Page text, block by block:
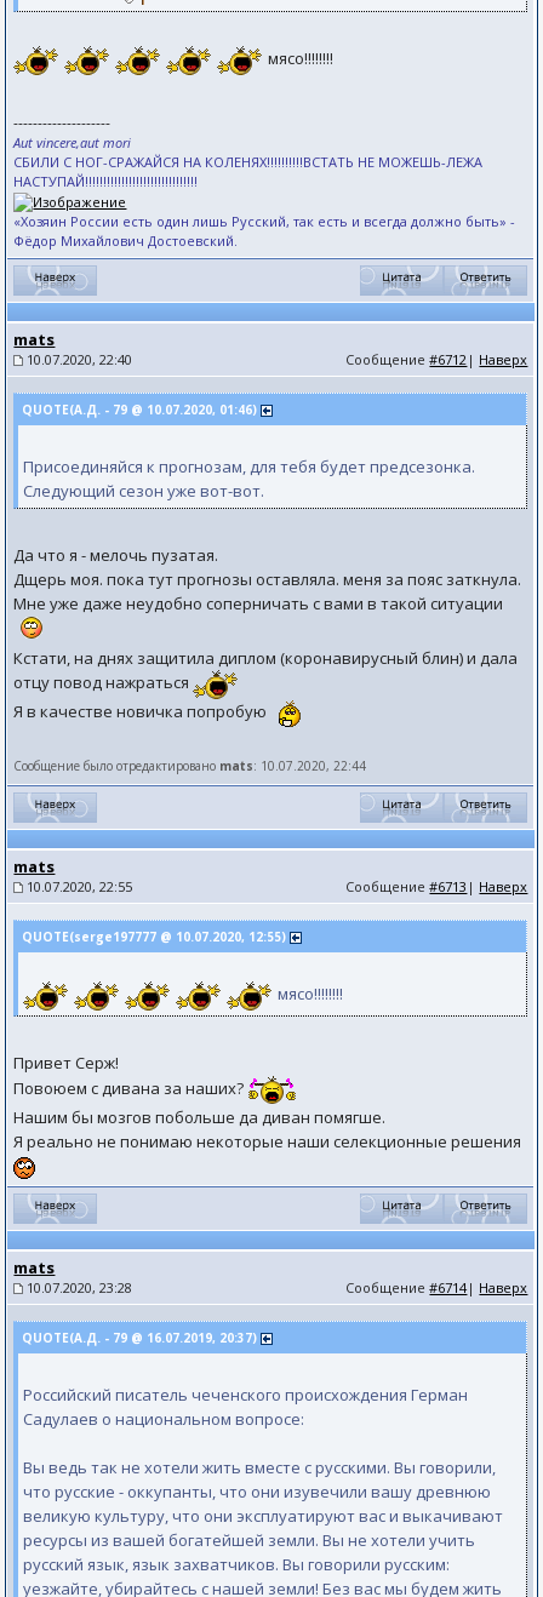
мясо!!!!!!!!
--------------------
Aut vincere,aut mori
СБИЛИ С НОГ-СРАЖАЙСЯ НА КОЛЕНЯХ!!!!!!!!!!ВСТАТЬ НЕ МОЖЕШЬ-ЛЕЖА
НАСТУПАЙ!!!!!!!!!!!!!!!!!!!!!!!!!!!!!!!
«Хозяин России есть один лишь Русский, так есть и всегда должно быть» -
Фёдор Михайлович Достоевский.
mats
10.07.2020, 22:40 Сообщение#6712 | Наверх
QUOTE(А.Д. - 79 @ 10.07.2020, 01:46)
Присоединяйся к прогнозам, для тебя будет предсезонка.
Следующий сезон уже вот-вот.
Да что я - мелочь пузатая.
Дщерь моя. пока тут прогнозы оставляла. меня за пояс заткнула.
Мне уже даже неудобно соперничать с вами в такой ситуации
Кстати, на днях защитила диплом (коронавирусный блин) и дала
отцу повод нажраться
Я в качестве новичка попробую
Сообщение было отредактировано mats: 10.07.2020, 22:44
mats
10.07.2020, 22:55 Сообщение#6713 | Наверх
QUOTE(serge197777 @ 10.07.2020, 12:55)
мясо!!!!!!!!
Привет Серж!
Повоюем с дивана за наших?
Нашим бы мозгов побольше да диван помягше.
Я реально не понимаю некоторые наши селекционные решения
mats
10.07.2020, 23:28 Сообщение#6714| Наверх
QUOTE(А.Д. - 79 @ 16.07.2019, 20:37)
Российский писатель чеченского происхождения Герман
Садулаев о национальном вопросе:
Вы ведь так не хотели жить вместе с русскими. Вы говорили,
что русские - оккупанты, что они изувечили вашу древнюю
великую культуру, что они эксплуатируют вас и выкачивают
ресурсы из вашей богатейшей земли. Вы не хотели учить
русский язык, язык захватчиков. Вы говорили русским:
уезжайте, убирайтесь с нашей земли! Без вас мы будем жить